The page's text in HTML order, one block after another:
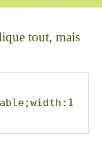
tout, mais